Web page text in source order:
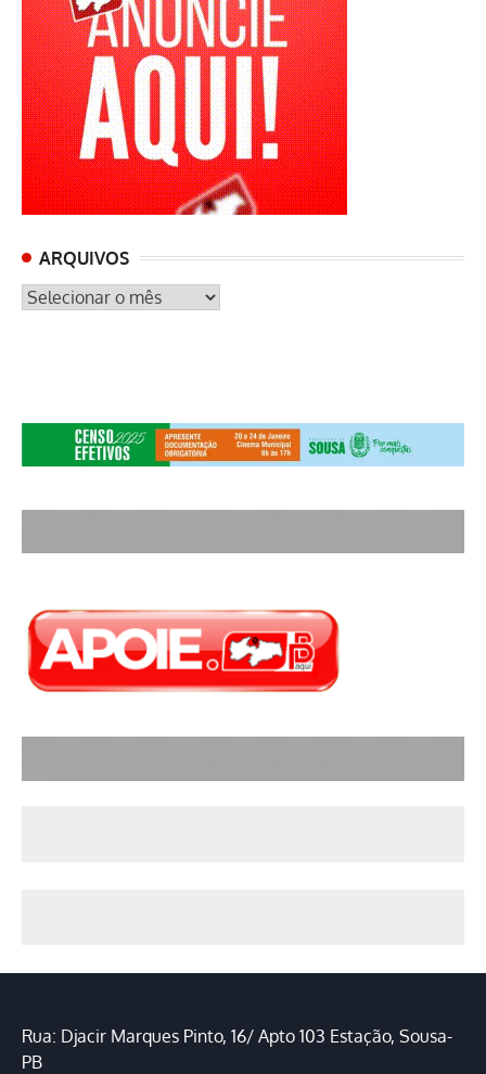
ARQUIVOS
ARQUIVOS
Rua: Djacir Marques Pinto, 16/ Apto 103 Estação, Sousa-
PB